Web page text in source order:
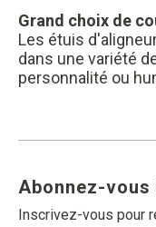
Grand choix de
Les étuis
dans une variété
personnalité ou
Abonnez-
Inscrivez-vous pour